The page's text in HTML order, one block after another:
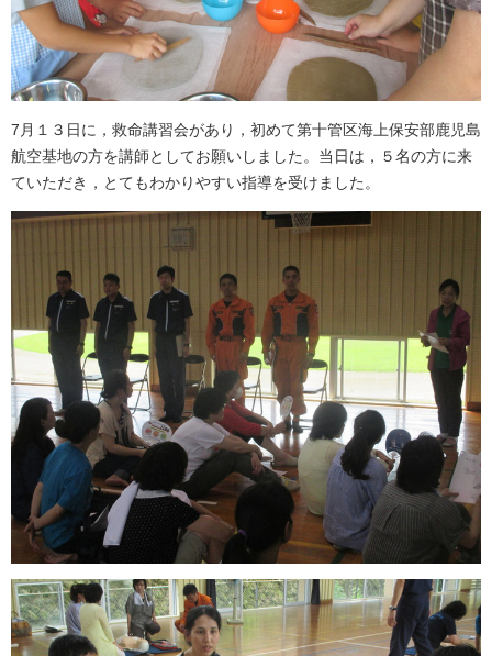
7月１３日に，救命講習会があり，初めて第十管区海上保安部鹿児島
航空基地の方を講師としてお願いしました。当日は，５名の方に来
ていただき，とてもわかりやすい指導を受けました。